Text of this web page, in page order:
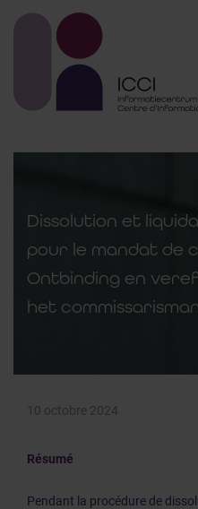
Dissolution et
pour le mandat de
Ontbinding en
het
10 octobre 2024
Résumé
Pendant la procédure de